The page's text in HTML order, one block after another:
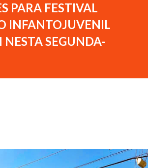
PARA FESTIVAL
INFANTOJUVENIL
SEGUNDA-